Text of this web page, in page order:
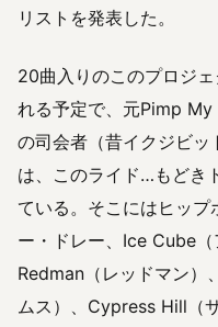
リストを発表した。
20曲入りのこのプロジ
れる予定で、元Pimp My
の司会者（昔イクジビッ
は、このライド…もどき
ている。そこにはヒップ
ー・ドレー、Ice Cube（
Redman（レッドマン）
ムス）、Cypress Hill（